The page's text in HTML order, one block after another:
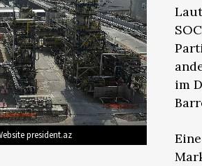
president.az
im